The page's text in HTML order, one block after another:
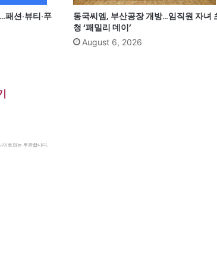
션·뷰티·푸
동국씨엠, 부산공장 개방…임직원 자녀
청 ‘패밀리 데이’
August 6, 2026
이트와는 무관합니다.